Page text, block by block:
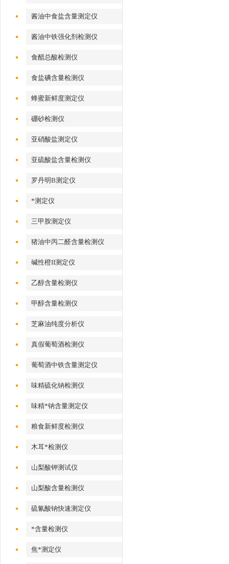
酱油中食盐含量测定仪
酱油中铁强化剂检测仪
食醋总酸检测仪
食盐碘含量检测仪
蜂蜜新鲜度测定仪
硼砂检测仪
亚硝酸盐测定仪
亚硫酸盐含量检测仪
罗丹明B测定仪
*测定仪
三甲胺测定仪
猪油中丙二醛含量检测仪
碱性橙II测定仪
乙醇含量检测仪
甲醇含量检测仪
芝麻油纯度分析仪
真假葡萄酒检测仪
葡萄酒中铁含量测定仪
味精硫化钠检测仪
味精*钠含量测定仪
粮食新鲜度检测仪
木耳*检测仪
山梨酸钾测试仪
山梨酸含量检测仪
硫氰酸钠快速测定仪
*含量检测仪
焦*测定仪